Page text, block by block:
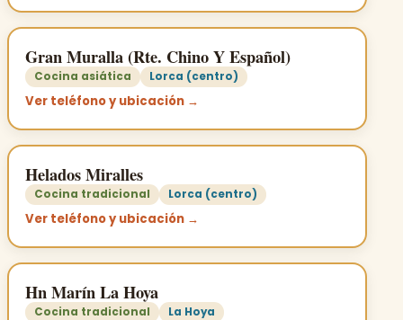
Gran Muralla (Rte. Chino Y Español)
Cocina asiática Lorca (centro)
Ver teléfono y ubicación →
Helados Miralles
Cocina tradicional Lorca (centro)
Ver teléfono y ubicación →
Hn Marín La Hoya
Cocina tradicional La Hoya